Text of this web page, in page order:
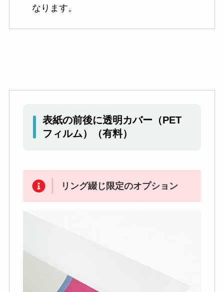
なります。
表紙の前後に透明カバー（PET
フィルム）（有料）
リング綴じ限定のオプション